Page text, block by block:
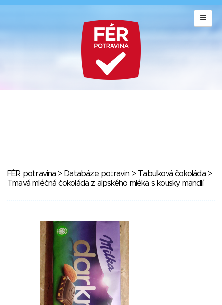
FÉR potravina > Databáze potravin > Tabulková čokoláda>
Tmavá mléčná čokoláda z alpského mléka s kousky mandlí